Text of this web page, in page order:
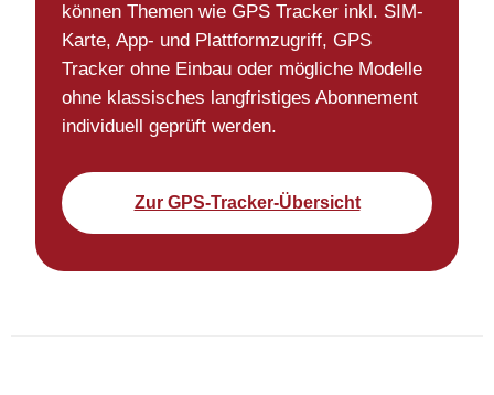
können Themen wie GPS Tracker inkl. SIM-
Karte, App- und Plattformzugriff, GPS
Tracker ohne Einbau oder mögliche Modelle
ohne klassisches langfristiges Abonnement
individuell geprüft werden.
Zur GPS-Tracker-Übersicht